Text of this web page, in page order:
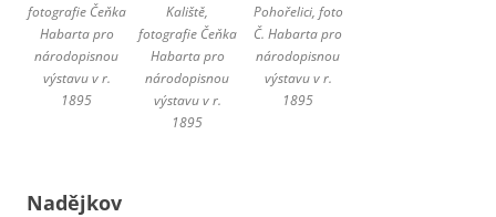
fotografie Čeňka
Habarta pro
národopisnou
výstavu v r.
1895
Kaliště,
fotografie Čeňka
Habarta pro
národopisnou
výstavu v r.
1895
Pohořelici, foto
Č. Habarta pro
národopisnou
výstavu v r.
1895
Nadějkov